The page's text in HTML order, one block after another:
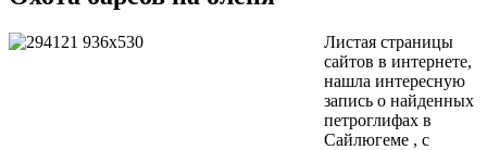
Листая страницы
сайтов в интернете,
нашла интересную
запись о найденных
петроглифах в
Сайлюгеме , с